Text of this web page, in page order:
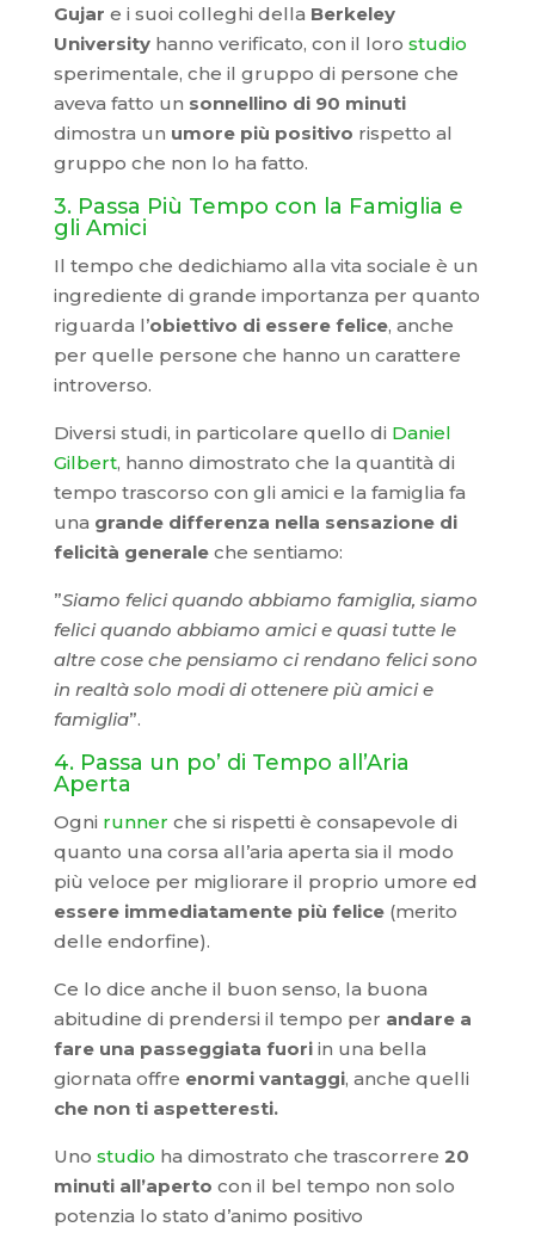
Gujar e i suoi colleghi della Berkeley
Universityhanno verificato, con il loro studio
sperimentale, che il gruppo di persone che
aveva fatto un sonnellino di 90 minuti
dimostra un umore più positivo rispetto al
gruppo che non lo ha fatto.
3. Passa Più Tempo con la Famiglia e
gli Amici
Il tempo che dedichiamo alla vita sociale è un
ingrediente di grande importanza per quanto
riguarda l’obiettivo di essere felice, anche
per quelle persone che hanno un carattere
introverso.
Diversi studi, in particolare quello di Daniel
Gilbert, hanno dimostrato che la quantità di
tempo trascorso con gli amici e la famiglia fa
una grande differenza nella sensazione di
felicità generaleche sentiamo:
”Siamo felici quando abbiamo famiglia, siamo
felici quando abbiamo amici e quasi tutte le
altre cose che pensiamo ci rendano felici sono
in realtà solo modi di ottenere più amici e
famiglia”.
4. Passa un po’ di Tempo all’Aria
Aperta
Ogni runner che si rispetti è consapevole di
quanto una corsa all’aria aperta sia il modo
più veloce per migliorare il proprio umore ed
essere immediatamente più felice(merito
delle endorfine).
Ce lo dice anche il buon senso, la buona
abitudine di prendersi il tempo per andare a
fare una passeggiata fuoriin una bella
giornata offre enormi vantaggi, anche quelli
che non ti aspetteresti.
Uno studio ha dimostrato che trascorrere 20
minuti all’aperto con il bel tempo non solo
potenzia lo stato d’animo positivo